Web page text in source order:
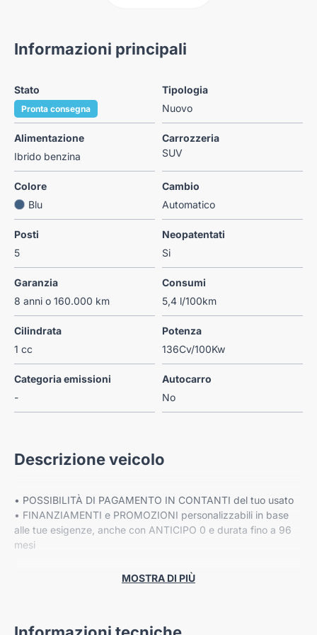
Informazioni principali
Stato
Pronta consegna
Tipologia
Nuovo
Alimentazione
Ibrido benzina
Carrozzeria
SUV
Colore
Blu
Cambio
Automatico
Posti
5
Neopatentati
Si
Garanzia
8 anni o 160.000 km
Consumi
5,4 l/100km
Cilindrata
1 cc
Potenza
136Cv/100Kw
Categoria emissioni
-
Autocarro
No
Descrizione veicolo
• POSSIBILITÀ DI PAGAMENTO IN CONTANTI del tuo usato
• FINANZIAMENTI e PROMOZIONI personalizzabili in base
alle tue esigenze, anche con ANTICIPO 0 e durata fino a 96
mesi
MOSTRA DI PIÙ